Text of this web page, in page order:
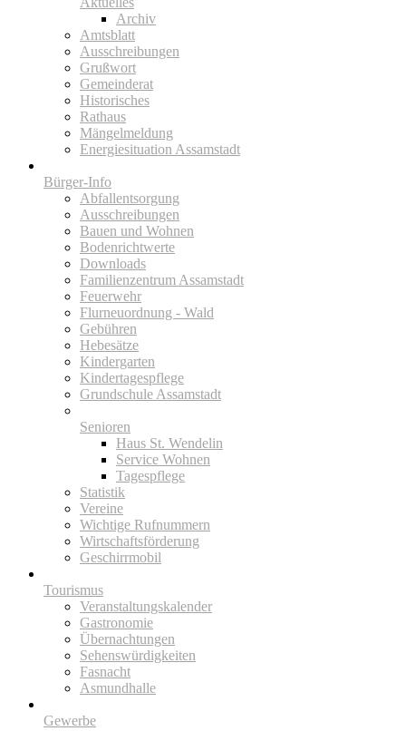
Archiv
Amtsblatt
Ausschreibungen
Grußwort
Gemeinderat
Historisches
Rathaus
Mängelmeldung
Energiesituation Assamstadt
Bürger-Info
Abfallentsorgung
Ausschreibungen
Bauen und Wohnen
Bodenrichtwerte
Downloads
Familienzentrum Assamstadt
Feuerwehr
Flurneuordnung - Wald
Gebühren
Hebesätze
Kindergarten
Kindertagespflege
Grundschule Assamstadt
Senioren
Haus St. Wendelin
Service Wohnen
Tagespflege
Statistik
Vereine
Wichtige Rufnummern
Wirtschaftsförderung
Geschirrmobil
Tourismus
Veranstaltungskalender
Gastronomie
Übernachtungen
Sehenswürdigkeiten
Fasnacht
Asmundhalle
Gewerbe